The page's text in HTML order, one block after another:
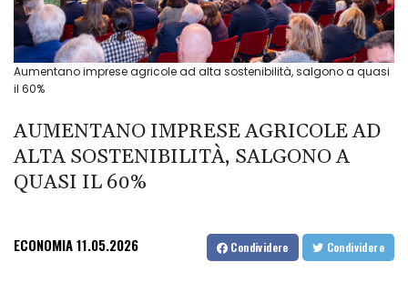
Aumentano imprese agricole ad alta sostenibilità, salgono a quasi
il 60%
AUMENTANO IMPRESE AGRICOLE AD
ALTA SOSTENIBILITÀ, SALGONO A
QUASI IL 60%
ECONOMIA11.05.2026 Condividere Condividere